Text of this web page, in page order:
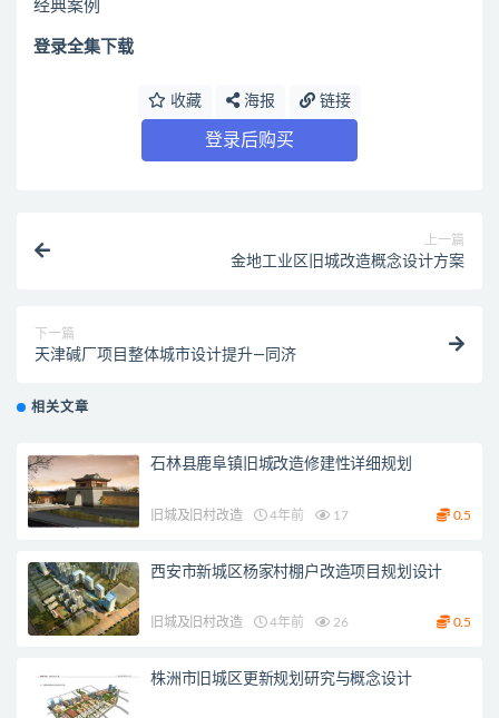
经典案例
登录全集下载
收藏 海报 链接
登录后购买
上一篇
金地工业区旧城改造概念设计方案
下一篇
天津碱厂项目整体城市设计提升—同济
相关文章
石林县鹿阜镇旧城改造修建性详细规划
旧城及旧村改造 4年前 17 0.5
西安市新城区杨家村棚户改造项目规划设计
旧城及旧村改造 4年前 26 0.5
株洲市旧城区更新规划研究与概念设计